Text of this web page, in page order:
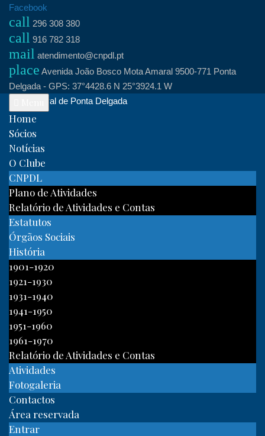
Skip
content
Facebook
call 296 308 380
call 916 782 318
mail atendimento@cnpdl.pt
place Avenida João Bosco Mota Amaral 9500-771 Ponta
Delgada - GPS: 37°4428.6 N 25°3924.1 W
Clube Naval de Ponta Delgada
Home
Sócios
Notícias
O Clube
CNPDL
Plano de Atividades
Relatório de Atividades e Contas
Estatutos
Órgãos Sociais
História
1901-1920
1921-1930
1931-1940
1941-1950
1951-1960
1961-1970
Relatório de Atividades e Contas
Atividades
Fotogaleria
Contactos
Área reservada
Entrar